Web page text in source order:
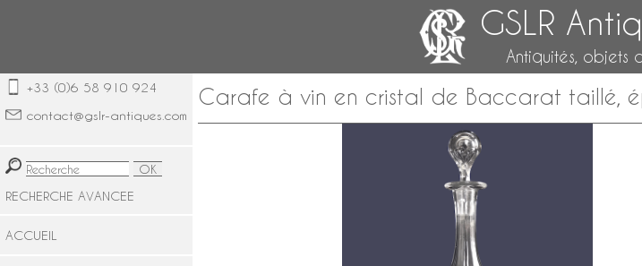
GSLR
Antiquités, objets
+33 (0)6 58 910 924
contact@gslr-antiques.com
RECHERCHE AVANCEE
ACCUEIL
Carafe à vin en cristal de Baccarat taillé,